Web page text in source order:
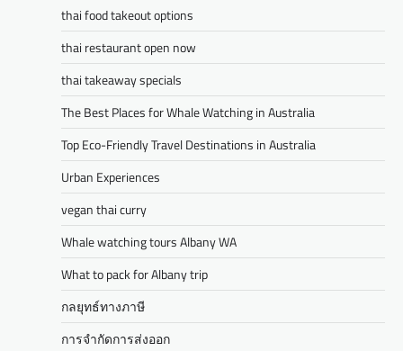
thai food takeout options
thai restaurant open now
thai takeaway specials
The Best Places for Whale Watching in Australia
Top Eco-Friendly Travel Destinations in Australia
Urban Experiences
vegan thai curry
Whale watching tours Albany WA
What to pack for Albany trip
กลยุทธ์ทางภาษี
การจำกัดการส่งออก